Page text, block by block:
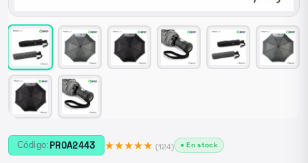
Código: PROA2443 ★★★★★ (124) ● En stock